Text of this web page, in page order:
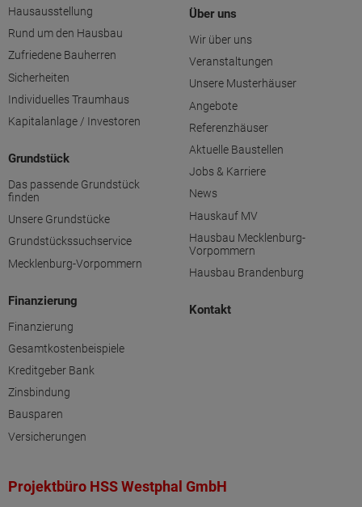
Hausausstellung
Rund um den Hausbau
Zufriedene Bauherren
Sicherheiten
Individuelles Traumhaus
Kapitalanlage / Investoren
Grundstück
Das passende Grundstück
finden
Unsere Grundstücke
Grundstückssuchservice
Mecklenburg-Vorpommern
Finanzierung
Finanzierung
Gesamtkostenbeispiele
Kreditgeber Bank
Zinsbindung
Bausparen
Versicherungen
Über uns
Wir über uns
Veranstaltungen
Unsere Musterhäuser
Angebote
Referenzhäuser
Aktuelle Baustellen
Jobs & Karriere
News
Hauskauf MV
Hausbau Mecklenburg-
Vorpommern
Hausbau Brandenburg
Kontakt
Projektbüro HSS Westphal GmbH